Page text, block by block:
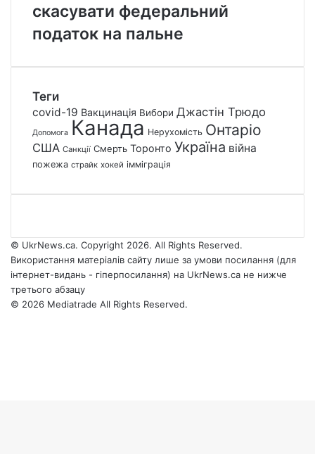
скасувати федеральний
податок на пальне
Теги
covid-19 Вакцинація Вибори Джастін Трюдо
Допомога Канада Нерухомість Онтаріо
США Санкції Смерть Торонто Україна війна
пожежа страйк хокей імміграція
© UkrNews.ca. Copyright 2026. All Rights Reserved.
Використання матеріалів сайту лише за умови посилання (для
інтернет-видань - гіперпосилання) на UkrNews.ca не нижче
третього абзацу
© 2026 Mediatrade All Rights Reserved.